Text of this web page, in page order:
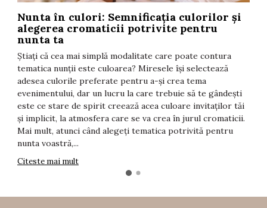
Nunta în culori: Semnificația culorilor și
alegerea cromaticii potrivite pentru
nunta ta
Știați că cea mai simplă modalitate care poate contura
tematica nunții este culoarea? Miresele își selectează
adesea culorile preferate pentru a-și crea tema
evenimentului, dar un lucru la care trebuie să te gândești
este ce stare de spirit creează acea culoare invitaților tăi
și implicit, la atmosfera care se va crea în jurul cromaticii.
Mai mult, atunci când alegeți tematica potrivită pentru
nunta voastră,...
Citeste mai mult